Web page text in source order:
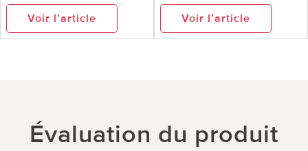
Voir l’article Voir l’article
Évaluation du produit